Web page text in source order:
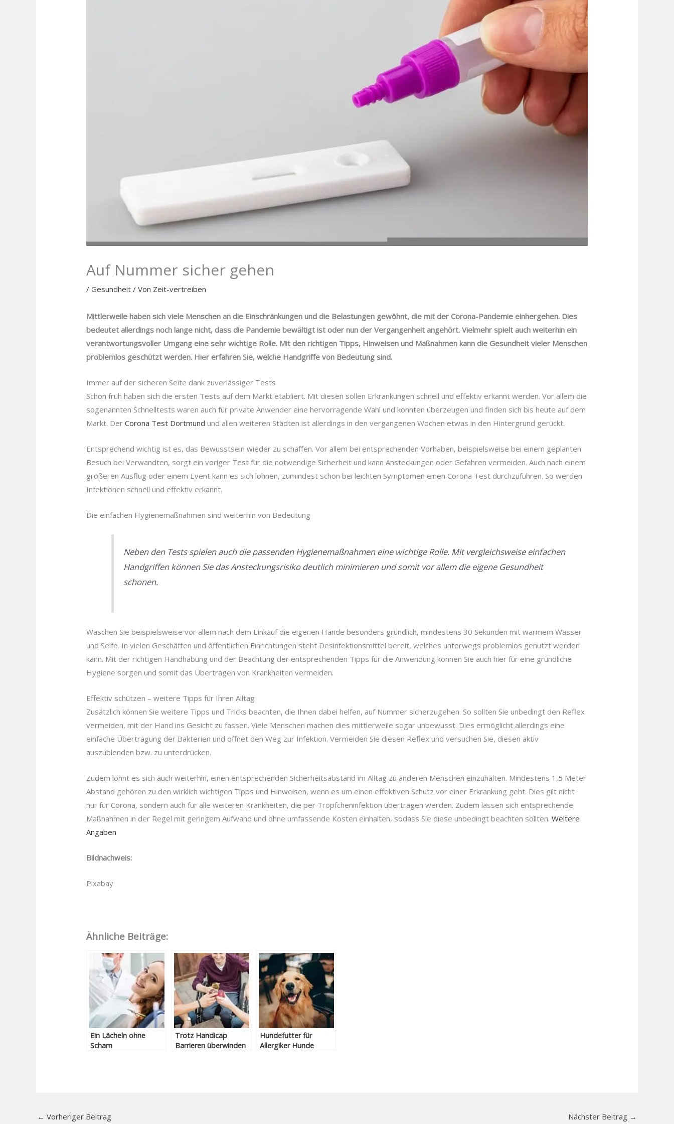
Auf Nummer sicher gehen
/Gesundheit / Von Zeit-vertreiben
Mittlerweile haben sich viele Menschen an die Einschränkungen und die Belastungen gewöhnt, die mit der Corona-Pandemie einhergehen. Dies
bedeutet allerdings noch lange nicht, dass die Pandemie bewältigt ist oder nun der Vergangenheit angehört. Vielmehr spielt auch weiterhin ein
verantwortungsvoller Umgang eine sehr wichtige Rolle. Mit den richtigen Tipps, Hinweisen und Maßnahmen kann die Gesundheit vieler Menschen
problemlos geschützt werden. Hier erfahren Sie, welche Handgriffe von Bedeutung sind.
Immer auf der sicheren Seite dank zuverlässiger Tests
Schon früh haben sich die ersten Tests auf dem Markt etabliert. Mit diesen sollen Erkrankungen schnell und effektiv erkannt werden. Vor allem die
sogenannten Schnelltests waren auch für private Anwender eine hervorragende Wahl und konnten überzeugen und finden sich bis heute auf dem
Markt. DerCorona Test Dortmund und allen weiteren Städten ist allerdings in den vergangenen Wochen etwas in den Hintergrund gerückt.
Entsprechend wichtig ist es, das Bewusstsein wieder zu schaffen. Vor allem bei entsprechenden Vorhaben, beispielsweise bei einem geplanten
Besuch bei Verwandten, sorgt ein voriger Test für die notwendige Sicherheit und kann Ansteckungen oder Gefahren vermeiden. Auch nach einem
größeren Ausflug oder einem Event kann es sich lohnen, zumindest schon bei leichten Symptomen einen Corona Test durchzuführen. So werden
Infektionen schnell und effektiv erkannt.
Die einfachen Hygienemaßnahmen sind weiterhin von Bedeutung
Neben den Tests spielen auch die passenden Hygienemaßnahmen eine wichtige Rolle. Mit vergleichsweise einfachen
Handgriffen können Sie das Ansteckungsrisiko deutlich minimieren und somit vor allem die eigene Gesundheit
schonen.
Waschen Sie beispielsweise vor allem nach dem Einkauf die eigenen Hände besonders gründlich, mindestens 30 Sekunden mit warmem Wasser
und Seife. In vielen Geschäften und öffentlichen Einrichtungen steht Desinfektionsmittel bereit, welches unterwegs problemlos genutzt werden
kann. Mit der richtigen Handhabung und der Beachtung der entsprechenden Tipps für die Anwendung können Sie auch hier für eine gründliche
Hygiene sorgen und somit das Übertragen von Krankheiten vermeiden.
Effektiv schützen – weitere Tipps für Ihren Alltag
Zusätzlich können Sie weitere Tipps und Tricks beachten, die Ihnen dabei helfen, auf Nummer sicherzugehen. So sollten Sie unbedingt den Reflex
vermeiden, mit der Hand ins Gesicht zu fassen. Viele Menschen machen dies mittlerweile sogar unbewusst. Dies ermöglicht allerdings eine
einfache Übertragung der Bakterien und öffnet den Weg zur Infektion. Vermeiden Sie diesen Reflex und versuchen Sie, diesen aktiv
auszublenden bzw. zu unterdrücken.
Zudem lohnt es sich auch weiterhin, einen entsprechenden Sicherheitsabstand im Alltag zu anderen Menschen einzuhalten. Mindestens 1,5 Meter
Abstand gehören zu den wirklich wichtigen Tipps und Hinweisen, wenn es um einen effektiven Schutz vor einer Erkrankung geht. Dies gilt nicht
nur für Corona, sondern auch für alle weiteren Krankheiten, die per Tröpfcheninfektion übertragen werden. Zudem lassen sich entsprechende
Maßnahmen in der Regel mit geringem Aufwand und ohne umfassende Kosten einhalten, sodass Sie diese unbedingt beachten sollten.Weitere
Angaben
Bildnachweis:
Pixabay
Ähnliche Beiträge:
Ein Lächeln ohne
Scham
Trotz Handicap
Barrieren überwinden
Hundefutter für
Allergiker Hunde
← Vorheriger Beitrag Nächster Beitrag →